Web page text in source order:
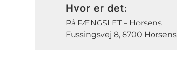
Hvor er det:
På FÆNGSLET – Horsens
Fussingsvej 8, 8700 Horsens